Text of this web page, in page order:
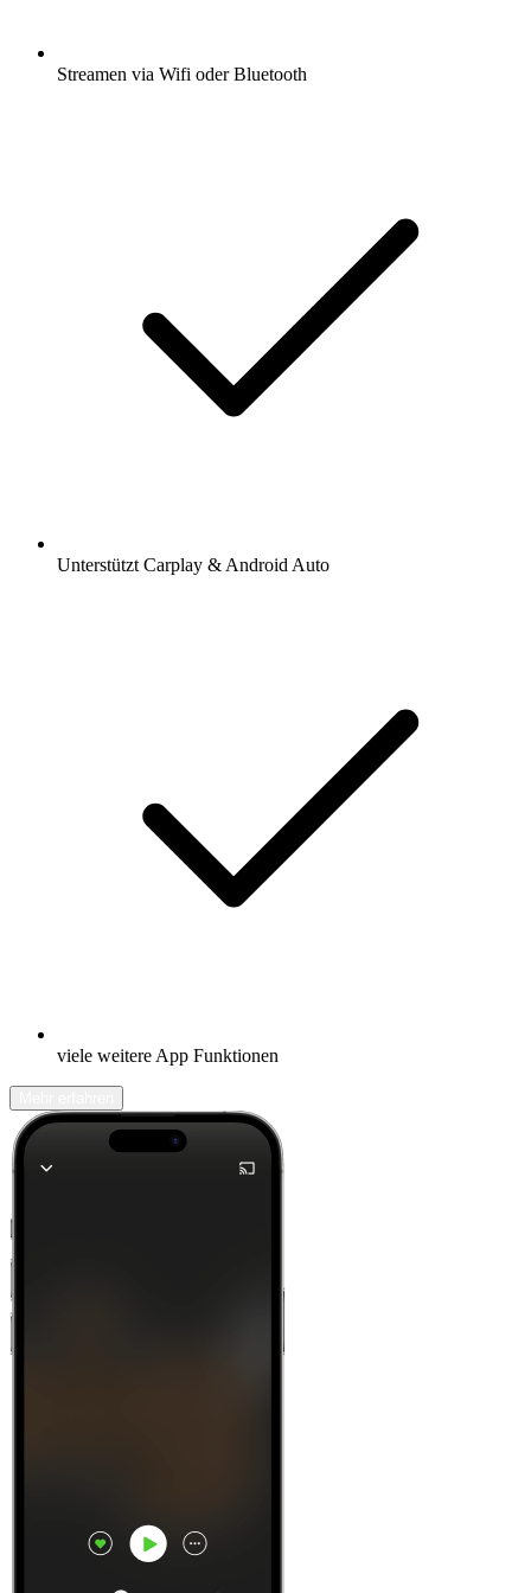
Streamen via Wifi oder Bluetooth
Unterstützt Carplay & Android Auto
viele weitere App Funktionen